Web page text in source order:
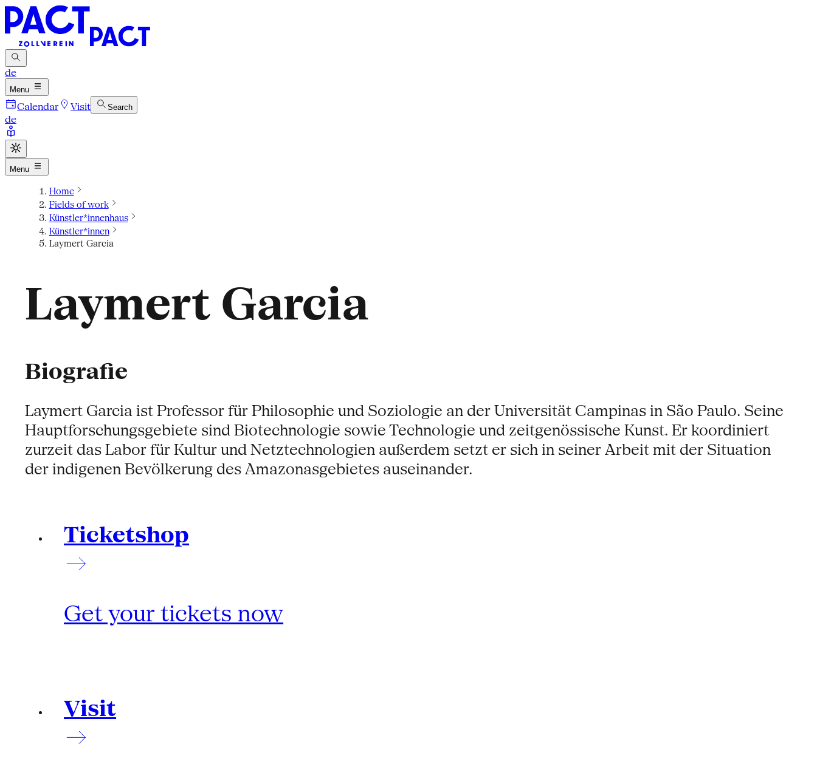
de
Menu
Calendar Visit Search
de
Menu
Home
Fields of work
Künstler*innenhaus
Künstler*innen
Laymert Garcia
Laymert Garcia
Biografie
Laymert Garcia ist Professor für Philosophie und Soziologie an der Universität Campinas in São Paulo. Seine
Hauptforschungsgebiete sind Biotechnologie sowie Technologie und zeitgenössische Kunst. Er koordiniert
zurzeit das Labor für Kultur und Netztechnologien außerdem setzt er sich in seiner Arbeit mit der Situation
der indigenen Bevölkerung des Amazonasgebietes auseinander.
Ticketshop
Get your tickets now
Visit